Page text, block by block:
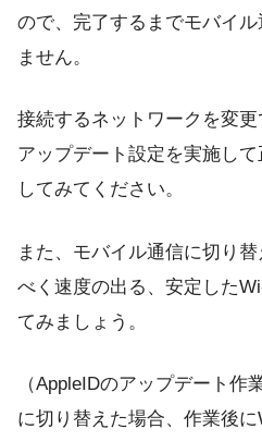
ので、完了するまでモバイ
ません。
接続するネットワークを変
アップデート設定を実施し
してみてください。
また、モバイル通信に切り
べく速度の出る、安定した
てみましょう。
（AppleIDのアップデート
に切り替えた場合、作業後